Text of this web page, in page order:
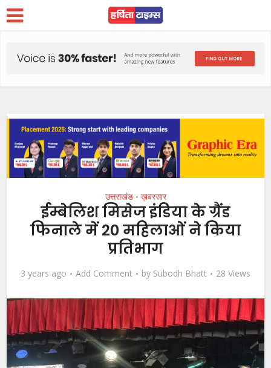
उत्तराखंड • ख़बरसार
ईम्बेलिश मिसेज इंडिया के ग्रैंड
फिनाले में 20 महिलाओं ने किया
प्रतिभाग
3 years ago Add Comment by Subodh Bhatt 28 Views